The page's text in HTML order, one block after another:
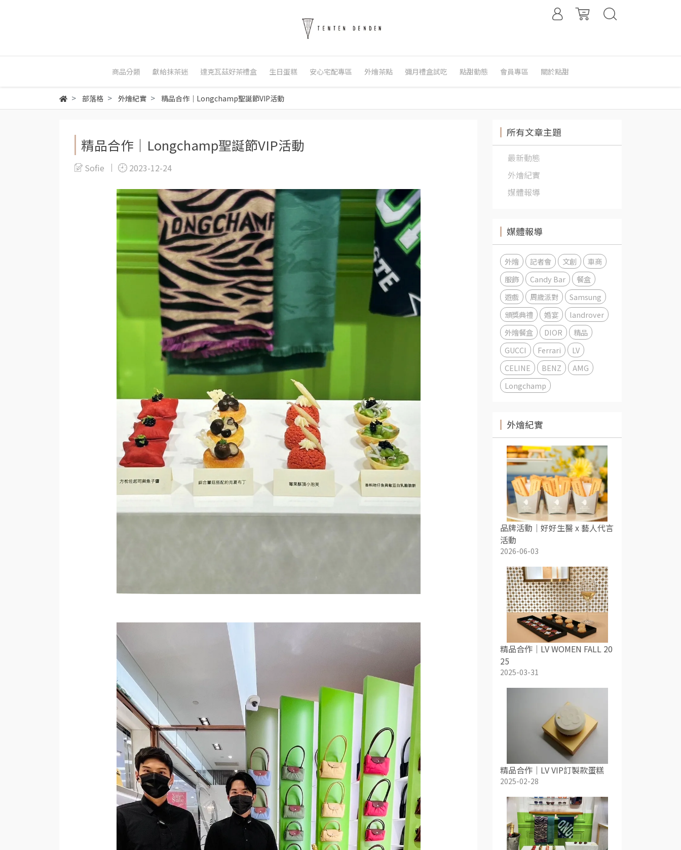
商品分類 獻給抹茶迷 達克瓦茲好茶禮盒 生日蛋糕 安心宅配專區 外燴茶點 彌月禮盒試吃 點甜動態 會員專區 關於點甜
部落格 外燴紀實 精品合作｜Longchamp聖誕節VIP活動
精品合作｜Longchamp聖誕節VIP活動
Sofie 2023-12-24
所有文章主題
最新動態
外燴紀實
媒體報導
媒體報導
外燴 記者會 文創
車商
服飾
Candy Bar
餐盒
遊戲
周歲派對
Samsung
頒獎典禮
婚宴
landrover
外燴餐盒
DIOR
精品
GUCCI
Ferrari
LV
CELINE
BENZ
AMG
Longchamp
外燴紀實
品牌活動｜好好生醫 x 藝人代言
活動
2026-06-03
精品合作｜LV WOMEN FALL 20
25
2025-03-31
精品合作｜LV VIP訂製款蛋糕
2025-02-28